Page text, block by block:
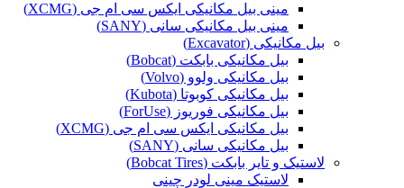
مینی بیل مکانیکی ایکس سی ام جی (XCMG)
مینی بیل مکانیکی سانی (SANY)
بیل مکانیکی (Excavator)
بیل مکانیکی بابکت (Bobcat)
بیل مکانیکی ولوو (Volvo)
بیل مکانیکی کوبوتا (Kubota)
بیل مکانیکی فوریوز (ForUse)
بیل مکانیکی ایکس سی ام جی (XCMG)
بیل مکانیکی سانی (SANY)
لاستیک و تایر بابکت (Bobcat Tires)
لاستیک مینی لودر چینی